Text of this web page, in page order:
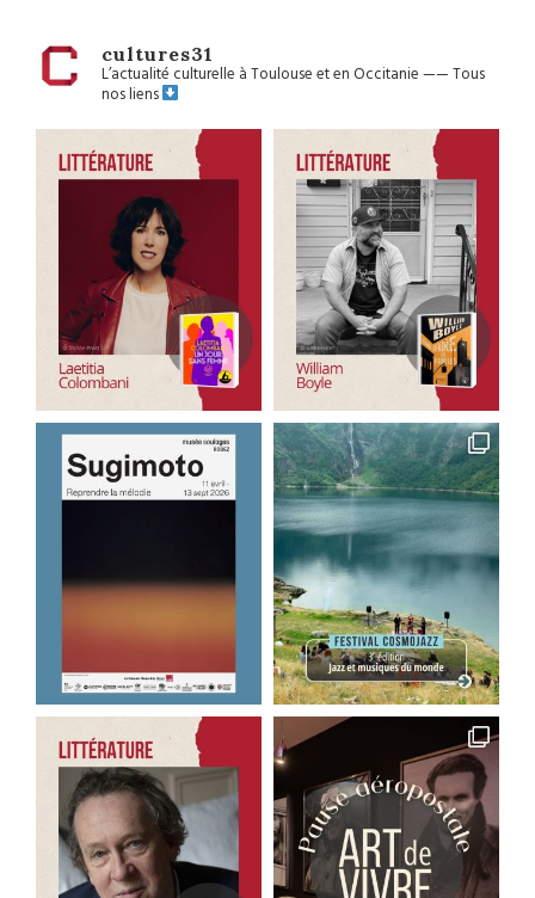
cultures31
L’actualité culturelle à Toulouse et en Occitanie——Tous
nos liens